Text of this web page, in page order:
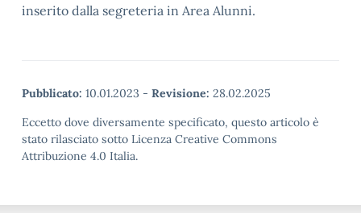
inserito dalla segreteria in Area Alunni.
Pubblicato: 10.01.2023 - Revisione: 28.02.2025
Eccetto dove diversamente specificato, questo articolo è
stato rilasciato sotto Licenza Creative Commons
Attribuzione 4.0 Italia.